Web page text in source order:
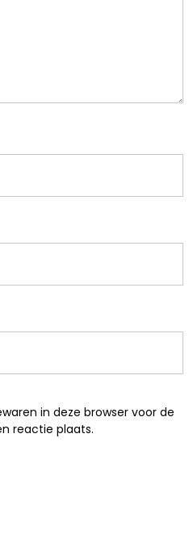
in deze browser voor de
reactie plaats.